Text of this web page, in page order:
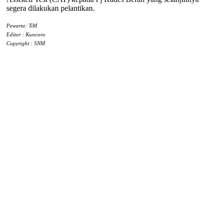
segera dilakukan pelantikan.
Pewarta: TiM
Editor : Kuncoro
Copyright : SNM